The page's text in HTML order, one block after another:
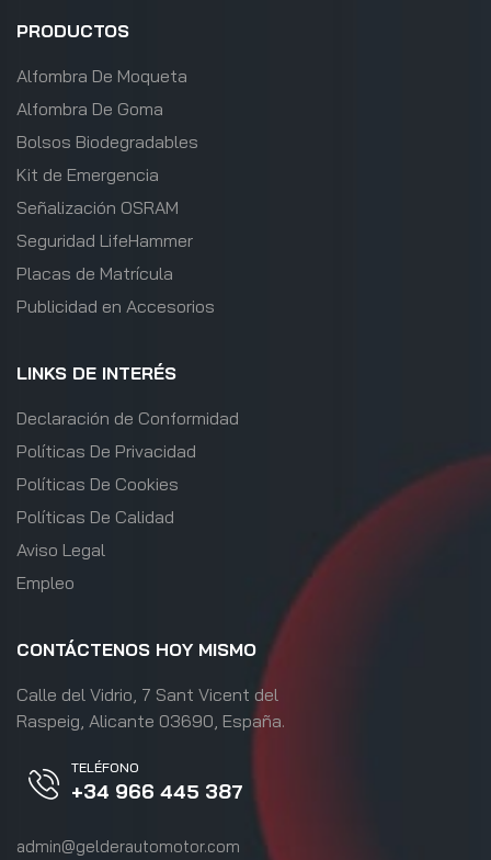
PRODUCTOS
Alfombra De Moqueta
Alfombra De Goma
Bolsos Biodegradables
Kit de Emergencia
Señalización OSRAM
Seguridad LifeHammer
Placas de Matrícula
Publicidad en Accesorios
LINKS DE INTERÉS
Declaración de Conformidad
Políticas De Privacidad
Políticas De Cookies
Políticas De Calidad
Aviso Legal
Empleo
CONTÁCTENOS HOY MISMO
Calle del Vidrio, 7 Sant Vicent del
Raspeig, Alicante 03690, España.
TELÉFONO
+34 966 445 387
admin@gelderautomotor.com